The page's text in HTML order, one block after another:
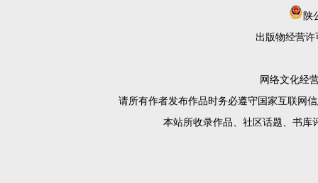
陕
出版物经营许
网络文化经
请所有作者发布作品时务必遵守国家互联网
本站所收录作品、社区话题、书库